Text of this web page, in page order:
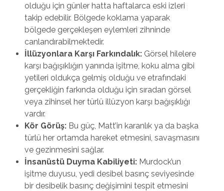
olduğu için günler hatta haftalarca eski izleri
takip edebilir. Bölgede koklama yaparak
bölgede gerçekleşen eylemleri zihninde
canlandırabilmektedir.
İllüzyonlara Karşı Farkındalık: Görsel hilelere
karşı bağışıklığın yanında işitme, koku alma gibi
yetileri oldukça gelmiş olduğu ve etrafındaki
gerçekliğin farkında olduğu için sıradan görsel
veya zihinsel her türlü illüzyon karşı bağışıklığı
vardır.
Kör Görüş: Bu güç, Matt’in karanlık ya da başka
türlü her ortamda hareket etmesini, savaşmasını
ve gezinmesini sağlar.
İnsanüstü Duyma Kabiliyeti: Murdock’un
işitme duyusu, yedi desibel basınç seviyesinde
bir desibelik basınç değişimini tespit etmesini